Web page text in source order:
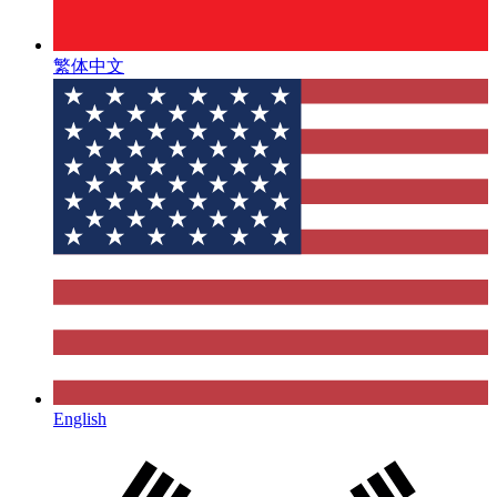
繁体中文
English